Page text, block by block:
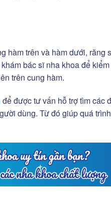
hàm trên và hàm dưới,
bác sĩ nha khoa để
trên cung hàm.
để được tư vấn hỗ trợ tìm các
dùng. Từ đó giúp quá